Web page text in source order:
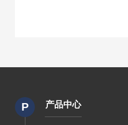
P 产品中心